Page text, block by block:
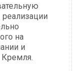
на
и
Кремля.